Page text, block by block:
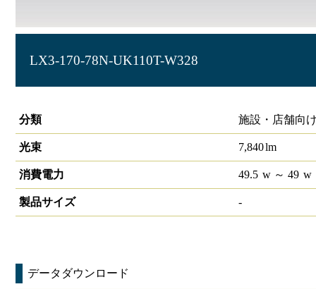
LX3-170-78N-UK110T-W328
分類
施設・店舗向
光束 7,840lm
消費電力 49.5 w～ 49 w
製品サイズ -
データダウンロード